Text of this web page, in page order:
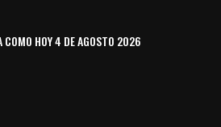
COMO HOY 4 DE AGOSTO 2026